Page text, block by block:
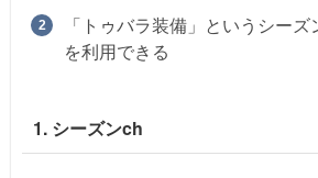
「トゥバラ装備」というシー
を利用できる
1. シーズンch